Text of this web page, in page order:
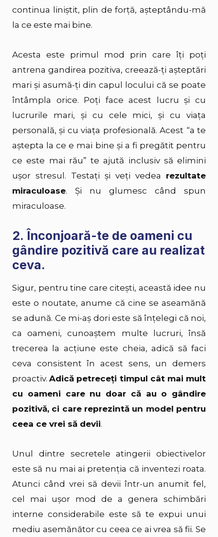
continua liniștit, plin de forță, așteptându-mă
la ce este mai bine.
Acesta este primul mod prin care îți poți
antrena gandirea pozitiva, creează-ți așteptări
mari și asumă-ți din capul locului că se poate
întâmpla orice. Poți face acest lucru și cu
lucrurile mari, și cu cele mici, și cu viața
personală, și cu viața profesională. Acest “a te
aștepta la ce e mai bine și a fi pregătit pentru
ce este mai rău” te ajută inclusiv să elimini
ușor stresul. Testați și veți vedea rezultate
miraculoase. Și nu glumesc când spun
miraculoase.
2. Înconjoară-te de oameni cu
gândire pozitivă care au realizat
ceva.
Sigur, pentru tine care citești, această idee nu
este o noutate, anume că cine se aseamănă
se adună. Ce mi-aș dori este să înțelegi că noi,
ca oameni, cunoaștem multe lucruri, însă
trecerea la acțiune este cheia, adică să faci
ceva consistent în acest sens, un demers
proactiv.Adică petreceți timpul cât mai mult
cu oameni care nu doar că au o gândire
pozitivă, ci care reprezintă un model pentru
ceea ce vrei să devii.
Unul dintre secretele atingerii obiectivelor
este să nu mai ai pretenția că inventezi roata.
Atunci când vrei să devii într-un anumit fel,
cel mai ușor mod de a genera schimbări
interne considerabile este să te expui unui
mediu asemănător cu ceea ce ai vrea să fii. Se